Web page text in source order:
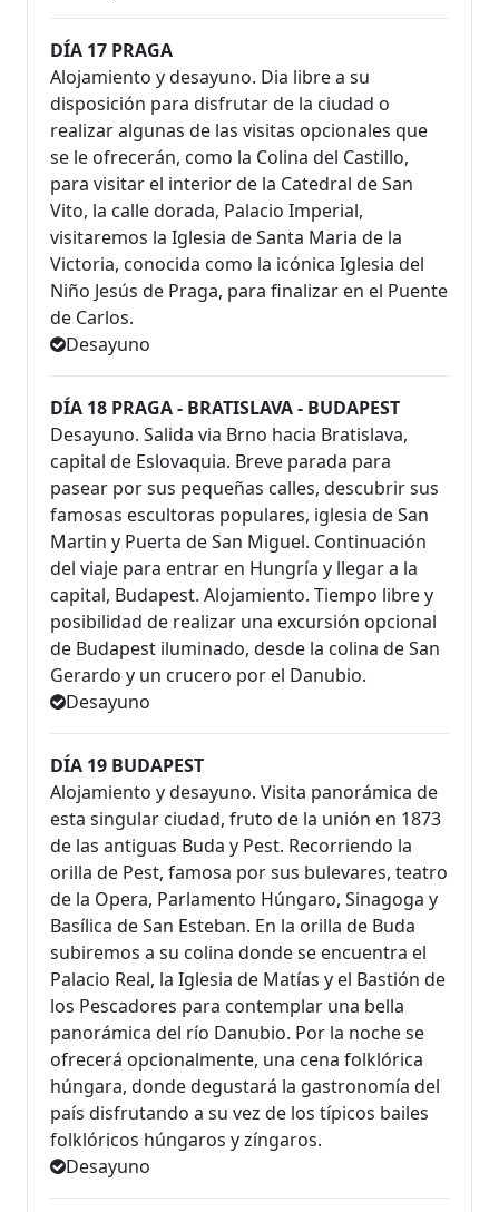
DÍA 17 PRAGA
Alojamiento y desayuno. Dia libre a su
disposición para disfrutar de la ciudad o
realizar algunas de las visitas opcionales que
se le ofrecerán, como la Colina del Castillo,
para visitar el interior de la Catedral de San
Vito, la calle dorada, Palacio Imperial,
visitaremos la Iglesia de Santa Maria de la
Victoria, conocida como la icónica Iglesia del
Niño Jesús de Praga, para finalizar en el Puente
de Carlos.
Desayuno
DÍA 18 PRAGA - BRATISLAVA - BUDAPEST
Desayuno. Salida via Brno hacia Bratislava,
capital de Eslovaquia. Breve parada para
pasear por sus pequeñas calles, descubrir sus
famosas escultoras populares, iglesia de San
Martin y Puerta de San Miguel. Continuación
del viaje para entrar en Hungría y llegar a la
capital, Budapest. Alojamiento. Tiempo libre y
posibilidad de realizar una excursión opcional
de Budapest iluminado, desde la colina de San
Gerardo y un crucero por el Danubio.
Desayuno
DÍA 19 BUDAPEST
Alojamiento y desayuno. Visita panorámica de
esta singular ciudad, fruto de la unión en 1873
de las antiguas Buda y Pest. Recorriendo la
orilla de Pest, famosa por sus bulevares, teatro
de la Opera, Parlamento Húngaro, Sinagoga y
Basílica de San Esteban. En la orilla de Buda
subiremos a su colina donde se encuentra el
Palacio Real, la Iglesia de Matías y el Bastión de
los Pescadores para contemplar una bella
panorámica del río Danubio. Por la noche se
ofrecerá opcionalmente, una cena folklórica
húngara, donde degustará la gastronomía del
país disfrutando a su vez de los típicos bailes
folklóricos húngaros y zíngaros.
Desayuno